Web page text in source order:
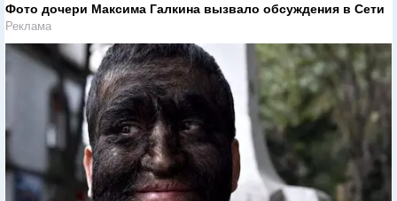
Фото дочери Максима Галкина вызвало обсуждения в Сети
Реклама